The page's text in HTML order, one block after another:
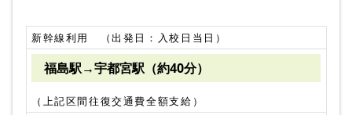
新幹線利用 （出発日：入校日当日）
福島駅→宇都宮駅（約40分）
（上記区間往復交通費全額支給）